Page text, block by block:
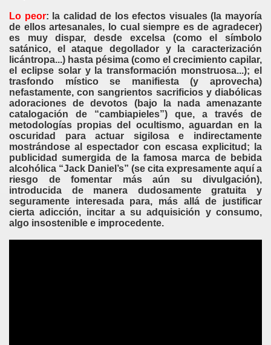
Lo peor: la calidad de los efectos visuales (la mayoría
de ellos artesanales, lo cual siempre es de agradecer)
es muy dispar, desde excelsa (como el símbolo
satánico, el ataque degollador y la caracterización
licántropa...) hasta pésima (como el crecimiento capilar,
el eclipse solar y la transformación monstruosa...); el
trasfondo místico se manifiesta (y aprovecha)
nefastamente, con sangrientos sacrificios y diabólicas
adoraciones de devotos (bajo la nada amenazante
catalogación de “cambiapieles”) que, a través de
metodologías propias del ocultismo, aguardan en la
oscuridad para actuar sigilosa e indirectamente
mostrándose al espectador con escasa explicitud; la
publicidad sumergida de la famosa marca de bebida
alcohólica “Jack Daniel’s” (se cita expresamente aquí a
riesgo de fomentar más aún su divulgación),
introducida de manera dudosamente gratuita y
seguramente interesada para, más allá de justificar
cierta adicción, incitar a su adquisición y consumo,
algo insostenible e improcedente.